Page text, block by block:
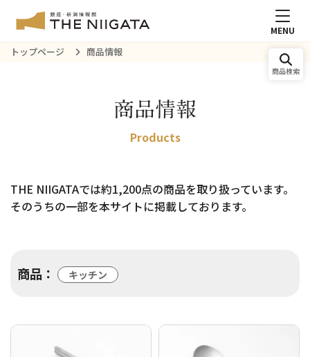
MENU
トップページ 商品情報
商品情報
Products
THE NIIGATAでは約1,200点の商品を取り扱っています。
そのうちの一部を本サイトに掲載しております。
商品検索
商品： キッチン